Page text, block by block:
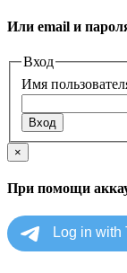
Или email и
Вход
Имя
×
При помощи